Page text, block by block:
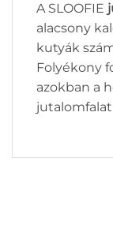
A SLOOFIE
alacsony
kutyák
Folyékony
azokban a